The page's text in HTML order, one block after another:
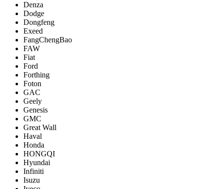
Denza
Dodge
Dongfeng
Exeed
FangChengBao
FAW
Fiat
Ford
Forthing
Foton
GAC
Geely
Genesis
GMC
Great Wall
Haval
Honda
HONGQI
Hyundai
Infiniti
Isuzu